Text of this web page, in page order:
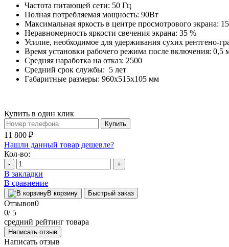
Частота питающей сети: 50 Гц
Полная потребляемая мощность: 90Вт
Максимальная яркость в центре просмотрового экрана:
Неравномерность яркости свечения экрана: 35 %
Усилие, необходимое для удерживания сухих рентгено-
Время установки рабочего режима после включения: 0,5
Средняя наработка на отказ: 2500
Средний срок службы: 5 лет
Габаритные размеры: 960х515х105 мм
Купить в один клик
Купить
11 800 ₽
Нашли данный товар дешевле?
Кол-во:
- +
В закладки
В сравнение
В корзину Быстрый заказ
Отзывов0
0/ 5
средний рейтинг товара
Написать отзыв
Написать отзыв